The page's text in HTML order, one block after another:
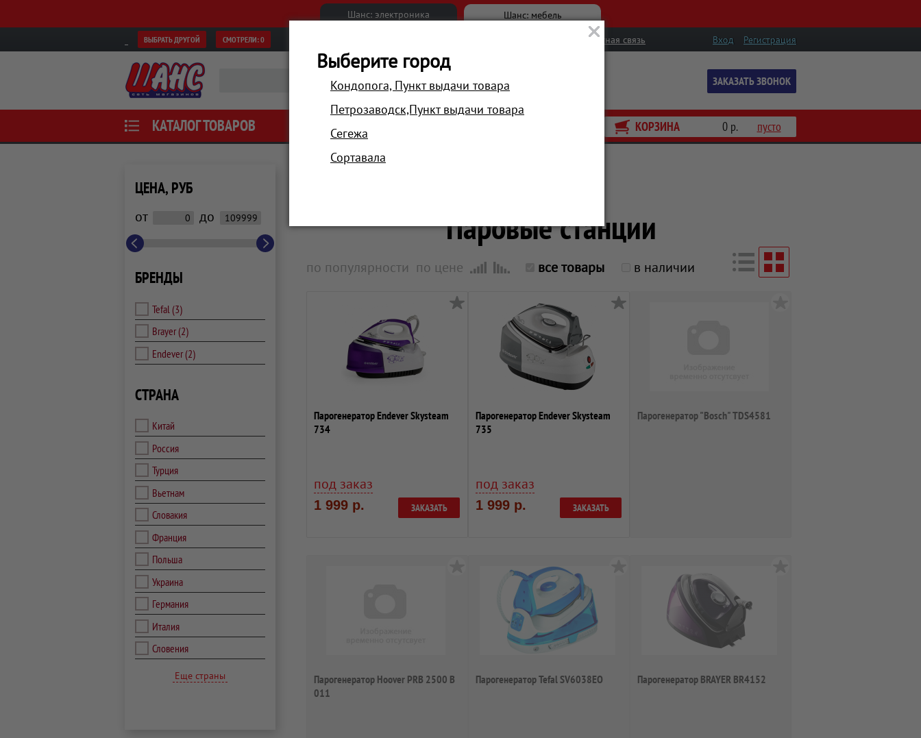
Шанс: электроника Шанс: мебель
ВЫБРАТЬ ДРУГОЙ СМОТРЕЛИ:0 Вход Регистрация
Обратная связь
ЗАКАЗАТЬ ЗВОНОК
КАТАЛОГ ТОВАРОВ АКЦИИ КОРЗИНА 0 р. пусто
ЦЕНА, РУБ
от до
БРЕНДЫ
Tefal (3)
Brayer(2)
Endever(2)
СТРАНА
Китай
Россия
Турция
Вьетнам
Словакия
Франция
Польша
Украина
Германия
Италия
Словения
Еще страны
Паровые станции
по популярности по цене все товары в наличии
Парогенератор Endever Skysteam
734
под заказ
1 999 р. ЗАКАЗАТЬ
Парогенератор Endever Skysteam
735
под заказ
1 999 р. ЗАКАЗАТЬ
Парогенератор "Bosch" TDS4581
Парогенератор Hoover PRB 2500 B
011
Парогенератор Tefal SV6038EO Парогенератор BRAYER BR4152
Выберите город
Кондопога, Пункт выдачи товара
Петрозаводск,Пункт выдачи товара
Сегежа
Сортавала